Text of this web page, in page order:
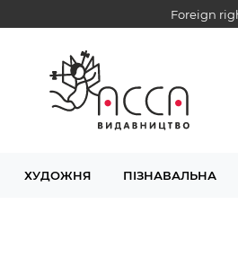
Foreign
ХУДОЖНЯ ПІЗНАВАЛЬНА